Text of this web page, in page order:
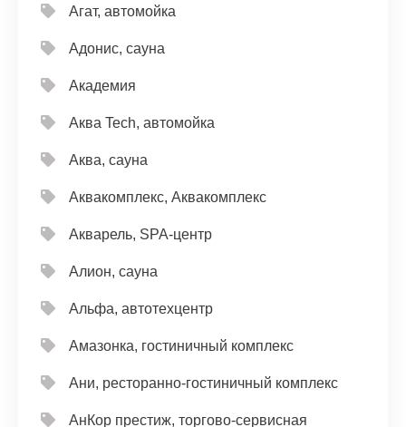
Агат, автомойка
Адонис, сауна
Академия
Аква Tech, автомойка
Аква, сауна
Аквакомплекс, Аквакомплекс
Акварель, SPA-центр
Алион, сауна
Альфа, автотехцентр
Амазонка, гостиничный комплекс
Ани, ресторанно-гостиничный комплекс
АнКор престиж, торгово-сервисная